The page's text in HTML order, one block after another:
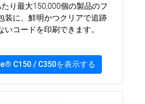
り最大150,000個の製品のフ
装に、鮮明かつクリアで追跡
いコードを印刷できます。
C150 / C350を表示する